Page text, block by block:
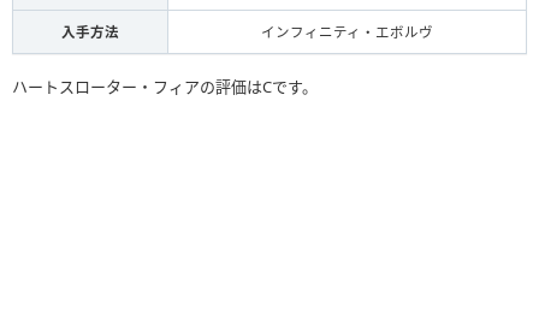
入手方法 インフィニティ・エボルヴ
ハートスローター・フィアの評価はCです。